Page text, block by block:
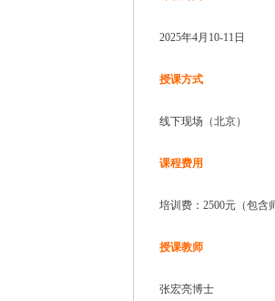
2025年4月10-11日
授课方式
线下现场（北京）
课程费用
培训费：2500元（包含
授课教师
张宏亮博士